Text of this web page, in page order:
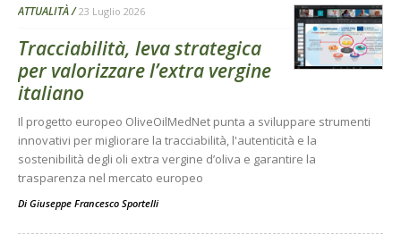
ATTUALITÀ 23 Luglio 2026
Tracciabilità, leva strategica
per valorizzare l’extra vergine
italiano
Il progetto europeo OliveOilMedNet punta a sviluppare strumenti
innovativi per migliorare la tracciabilità, l'autenticità e la
sostenibilità degli oli extra vergine d’oliva e garantire la
trasparenza nel mercato europeo
Di Giuseppe Francesco Sportelli